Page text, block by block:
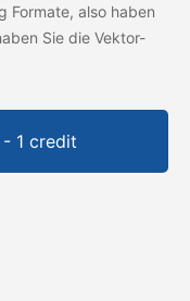
Formate, also haben
Sie die Vektor-
1 credit